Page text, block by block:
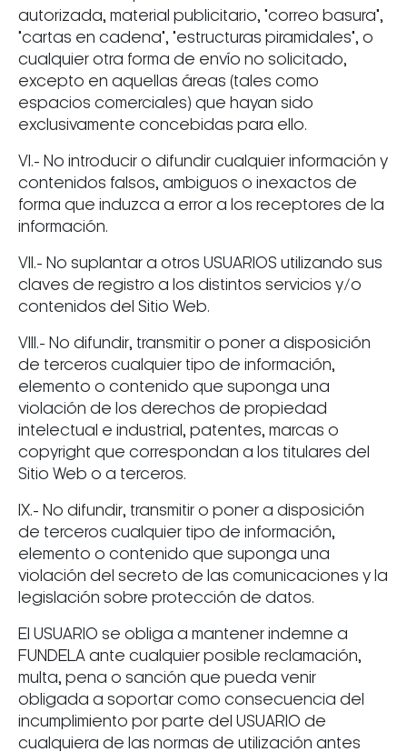
autorizada, material publicitario, "correo basura",
"cartas en cadena", "estructuras piramidales", o
cualquier otra forma de envío no solicitado,
excepto en aquellas áreas (tales como
espacios comerciales) que hayan sido
exclusivamente concebidas para ello.
VI.- No introducir o difundir cualquier información y
contenidos falsos, ambiguos o inexactos de
forma que induzca a error a los receptores de la
información.
VII.- No suplantar a otros USUARIOS utilizando sus
claves de registro a los distintos servicios y/o
contenidos del Sitio Web.
VIII.- No difundir, transmitir o poner a disposición
de terceros cualquier tipo de información,
elemento o contenido que suponga una
violación de los derechos de propiedad
intelectual e industrial, patentes, marcas o
copyright que correspondan a los titulares del
Sitio Web o a terceros.
IX.- No difundir, transmitir o poner a disposición
de terceros cualquier tipo de información,
elemento o contenido que suponga una
violación del secreto de las comunicaciones y la
legislación sobre protección de datos.
El USUARIO se obliga a mantener indemne a
FUNDELA ante cualquier posible reclamación,
multa, pena o sanción que pueda venir
obligada a soportar como consecuencia del
incumplimiento por parte del USUARIO de
cualquiera de las normas de utilización antes